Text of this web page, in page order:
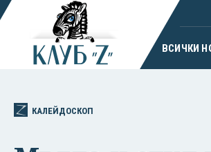
ВСИЧКИ
КАЛЕЙДОСКОП